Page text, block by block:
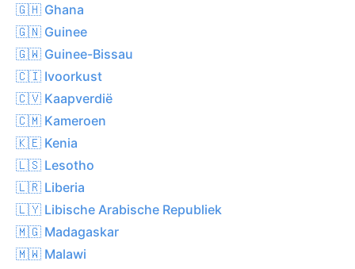
🇬🇭 Ghana
🇬🇳 Guinee
🇬🇼 Guinee-Bissau
🇨🇮 Ivoorkust
🇨🇻 Kaapverdië
🇨🇲 Kameroen
🇰🇪 Kenia
🇱🇸 Lesotho
🇱🇷 Liberia
🇱🇾 Libische Arabische Republiek
🇲🇬 Madagaskar
🇲🇼 Malawi